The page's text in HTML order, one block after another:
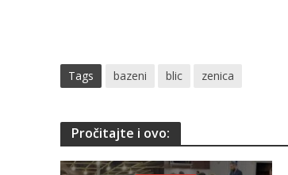
Tags bazeni blic zenica
Pročitajte i ovo: